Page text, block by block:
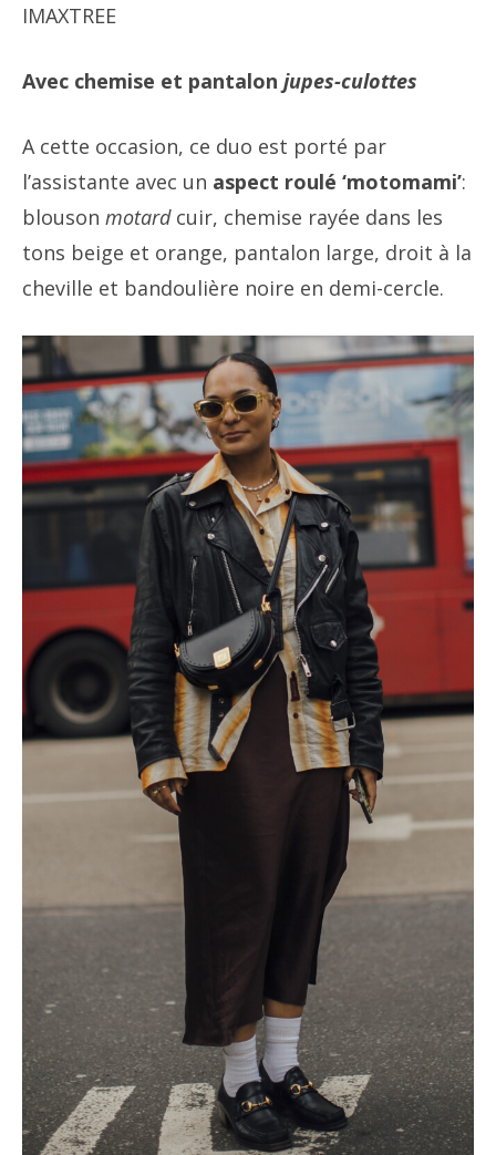
IMAXTREE
Avec chemise et pantalon jupes-culottes
A cette occasion, ce duo est porté par
l’assistante avec un aspect roulé ‘motomami’:
blouson motardcuir, chemise rayée dans les
tons beige et orange, pantalon large, droit à la
cheville et bandoulière noire en demi-cercle.